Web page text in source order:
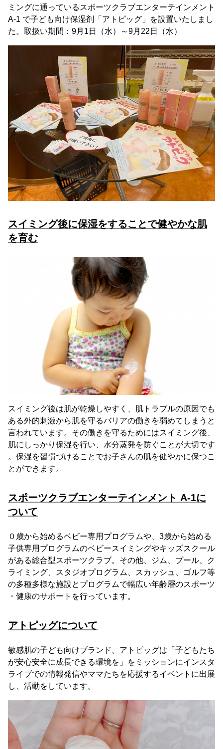
ミングに通っているスポーツクラブエンターテインメント
A-1 で子ども向け保湿剤「アトピッグ」を設置いたしまし
た。取扱い期間：9月1日（水）～9月22日（水）
スイミング後に保湿をすることで健やかな肌
を育む
スイミング後は肌が乾燥しやすく、肌トラブルの原因でも
ある外的刺激から肌を守るバリアの働きを弱めてしまうと
言われています。その働きを守るためにはスイミング後、
肌にしっかり保湿を行い、水分蒸発を防ぐことが大切です
。保湿を習慣づけることでお子さんの肌を健やかに保つこ
とができます。
スポーツクラブエンターテインメント A-1に
ついて
０歳から始めるベビー専用プログラムや、3歳から始める
子供専用プログラムのベビースイミングやキッズスクール
がある総合型スポーツクラブ。その他、ジム、プール、ク
ライミング、スタジオプログラム、スカッシュ、ゴルフ等
の多種多様な施設とプログラムで幅広い年齢層のスポーツ
・健康のサポートを行っています。
アトピッグについて
敏感肌の子ども向けブランド、アトピッグは「子どもたち
が安心安全に成長できる環境を」をミッションにインスタ
ライブでの情報発信やママたちを応援するイベントに出展
し、活動をしています。